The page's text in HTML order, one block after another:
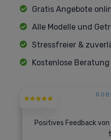
Gratis Angebote
Alle Modelle und
Stressfreier &
Kostenlose
Positives Feedback